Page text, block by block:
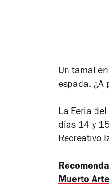
Un tamal
espada. ¿A
La Feria
días 14 y
Recreativo
Muerto